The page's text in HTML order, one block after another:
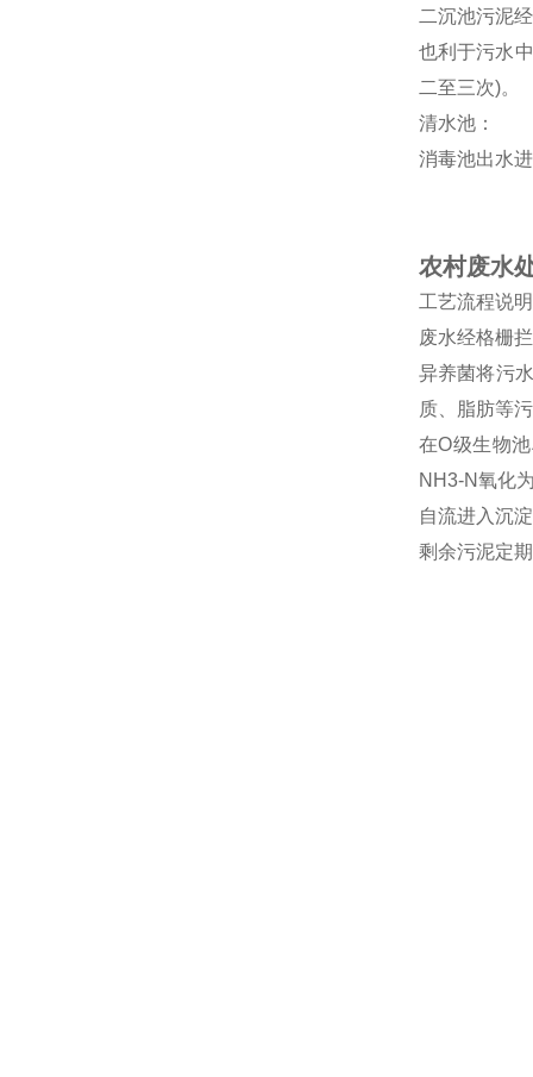
二沉池污泥
也利于污水
二至三次)。
清水池：
消毒池出水
农村废水
工艺流程说
废水经格栅
异养菌将污
质、脂肪等
在O级生物
NH3-N氧化
自流进入沉
剩余污泥定